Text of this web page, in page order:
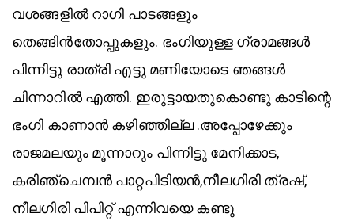
വശങ്ങളിൽ റാഗി പാടങ്ങളും
തെങ്ങിൻതോപ്പുകളും. ഭംഗിയുള്ള ഗ്രാമങ്ങൾ
പിന്നിട്ടു രാത്രി എട്ടു മണിയോടെ ഞങ്ങൾ
ചിന്നാറിൽ എത്തി. ഇരുട്ടായതുകൊണ്ടു കാടിന്റെ
ഭംഗി കാണാൻ കഴിഞ്ഞില്ല .അപ്പോഴേക്കും
രാജമലയും മൂന്നാറും പിന്നിട്ടു മേനിക്കാട,
കരിഞ്ചെമ്പൻ പാറ്റപിടിയൻ,നീലഗിരി ത്രഷ്,
നീലഗിരി പിപിറ്റ്‌ എന്നിവയെ കണ്ടു